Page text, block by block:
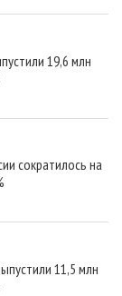
19,6 млн
сократилось на
11,5 млн